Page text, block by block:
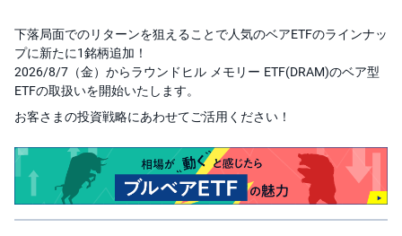
国
内
株
式
外
国
式
資
信
下落局面でのリターンを狙えることで人気のベアETFのラインナッ
プに新たに1銘柄追加！
2026/8/7（金）からラウンドヒル メモリー ETF(DRAM)のベア型
ETFの取扱いを開始いたします。
お客さまの投資戦略にあわせてご活用ください！